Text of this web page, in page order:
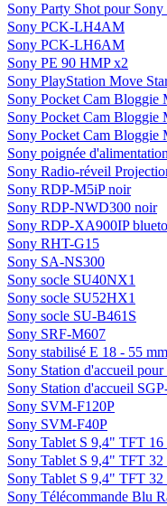
Sony Party Shot pour
Sony PCK-LH4AM
Sony PCK-LH6AM
Sony PE 90 HMP x2
Sony PlayStation Move
Sony Pocket Cam Bloggie
Sony Pocket Cam
Sony Pocket Cam Bloggie
Sony poignée
Sony Radio-réveil
Sony RDP-M5iP noir
Sony RDP-NWD300 noir
Sony RDP-XA900IP
Sony RHT-G15
Sony SA-NS300
Sony socle SU40NX1
Sony socle SU52HX1
Sony socle SU-B461S
Sony SRF-M607
Sony stabilisé E 18 - 55
Sony Station d'accueil pour
Sony Station d'accueil
Sony SVM-F120P
Sony SVM-F40P
Sony Tablet S 9,4" TFT 16
Sony Tablet S 9,4" TFT 32
Sony Tablet S 9,4" TFT
Sony Télécommande Blu